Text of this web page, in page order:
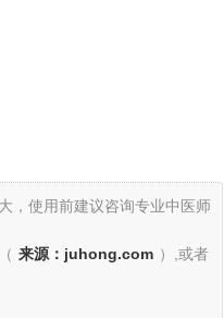
，使用前建议咨询专业中医师
来源：juhong.com ）,或者